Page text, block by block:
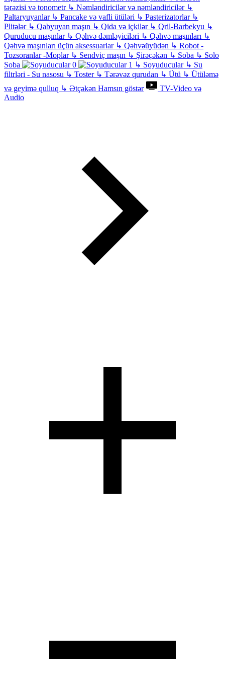
tərəzisi və tonometr ↳ Nəmləndiricilər və nəmləndiricilər ↳
Paltaryuyanlar ↳ Pancake və vafli ütüləri ↳ Pasterizatorlar ↳
Plitələr ↳ Qabyuyan maşın ↳ Qida və içkilər ↳ Qril-Barbekyu ↳
Quruducu maşınlar ↳ Qəhvə dəmləyiciləri ↳ Qəhvə maşınları ↳
Qəhvə maşınları üçün aksessuarlar ↳ Qəhvəüyüdən ↳ Robot -
Tozsoranlar -Moplar ↳ Sendviç maşın ↳ Şirəçəkən ↳ Soba ↳ Solo
Soba
↳ Soyuducular ↳ Su
filtrləri - Su nasosu ↳ Toster ↳ Tərəvəz qurudan ↳ Ütü ↳ Ütüləmə
və geyimə qulluq ↳ Ətçəkən Hamsın göstər
TV-Video və
Audio